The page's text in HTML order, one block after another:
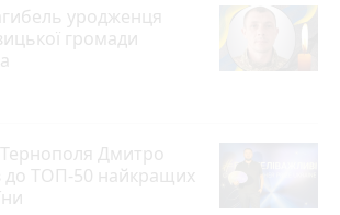
уродженця
громади
Тернополя Дмитро
до ТОП-50 найкращих